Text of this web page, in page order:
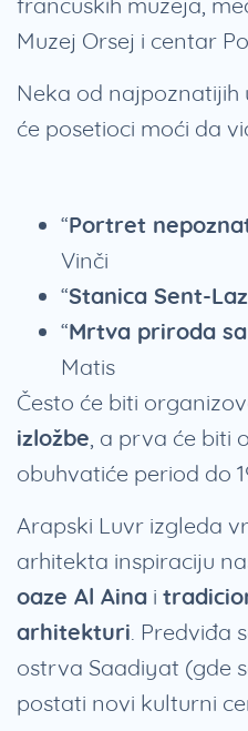
Muzej Orsej i centar
Neka od najpoznatijih
će posetioci moći da
“Portret
Vinči
“Stanica Sent-
“Mrtva priroda
Matis
Često će biti
izložbe, a prva će biti
obuhvatiće period do
Arapski Luvr izgleda
arhitekta inspiraciju
oaze Al Aina i
arhitekturi. Predviđa
ostrva Saadiyat (gde
postati novi kulturni